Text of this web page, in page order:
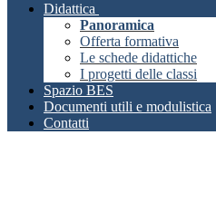
Didattica
Panoramica
Offerta formativa
Le schede didattiche
I progetti delle classi
Spazio BES
Documenti utili e modulistica
Contatti